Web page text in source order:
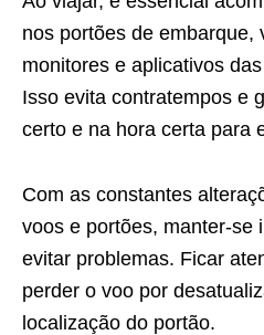
nos portões de embarque,
monitores e aplicativos
Isso evita contratempos e
certo e na hora certa para
Com as constantes
voos e portões, manter-se
evitar problemas. Ficar
perder o voo por
localização do portão.